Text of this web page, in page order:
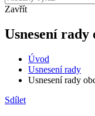
Zavřít
Usnesení rady
Úvod
Usnesení rady
Usnesení rady
Sdílet